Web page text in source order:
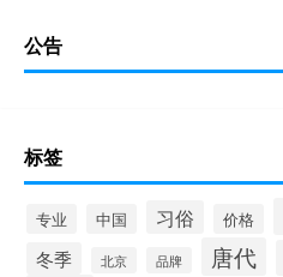
公告
标签
专业 中国 习俗 价格
冬季 北京 品牌 唐代